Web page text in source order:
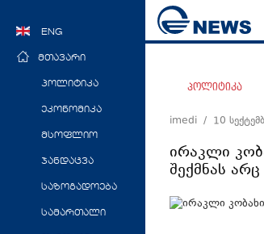
ENG
მთავარი
პოლიტიკა
ეკონომიკა
მსოფლიო
ჯანდაცვა
საზოგადოება
სამართალი
პოლიტიკა
imedi / 10
ირაკლი
შექმნას